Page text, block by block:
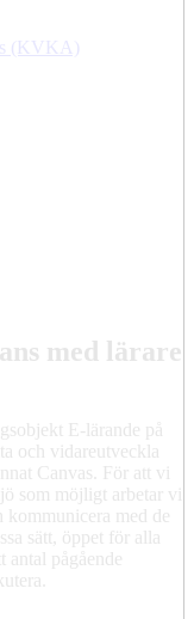
(KVKA)
med lärare
E-lärande på
och vidareutveckla
Canvas. För att vi
som möjligt arbetar vi
kommunicera med de
sätt, öppet för alla
antal pågående